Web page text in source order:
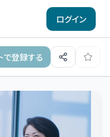
ログイン
で登録する